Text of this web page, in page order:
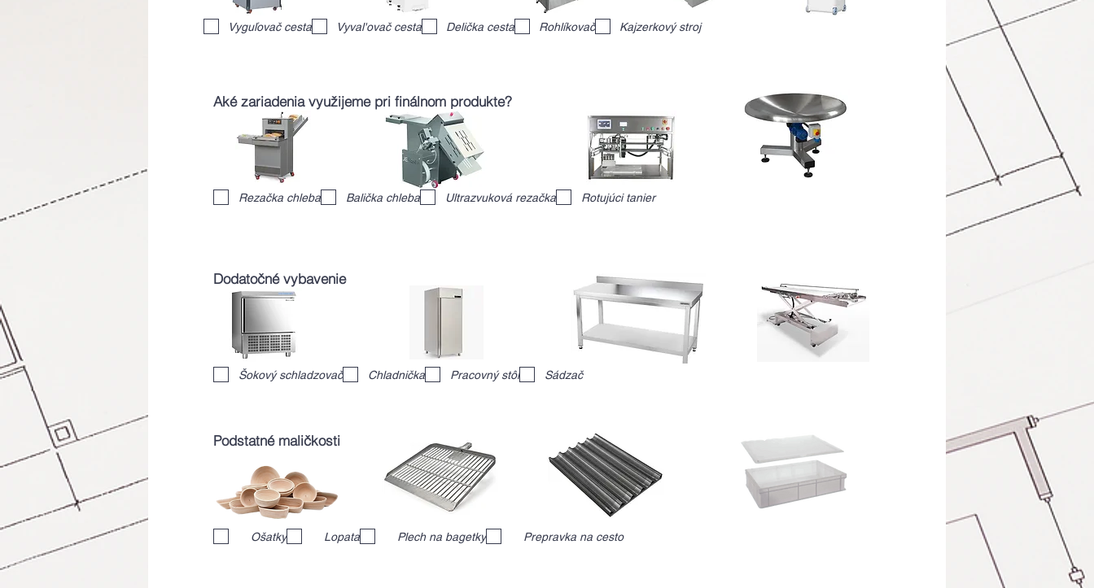
Vyguľovač cesta Vyval'ovač cesta Delička cesta Rohlíkovač Kajzerkový stroj
Aké zariadenia využijeme pri finálnom produkte?
Rezačka chleba Balička chleba Ultrazvuková rezačka Rotujúci tanier
Dodatočné vybavenie
Šokový schladzovač Chladnička Pracovný stôl Sádzač
Podstatné maličkosti
Ošatky Lopata Plech na bagetky Prepravka na cesto